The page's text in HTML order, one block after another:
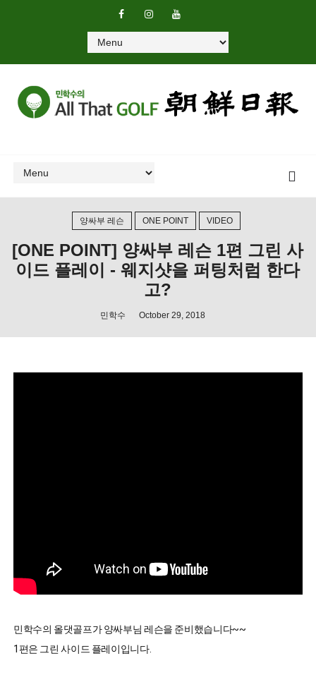
양싸부 레슨 ONE POINT VIDEO
[ONE POINT] 양싸부 레슨 1편 그린 사
이드 플레이 - 웨지샷을 퍼팅처럼 한다
고?
민학수 October 29, 2018
민학수의 올댓골프가 양싸부님 레슨을 준비했습니다~~
1편은 그린 사이드 플레이입니다.